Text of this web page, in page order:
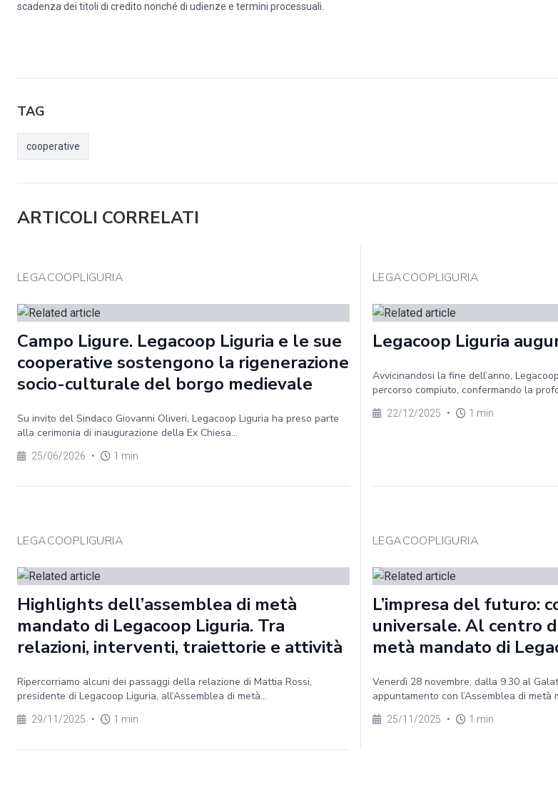
scadenza dei titoli di credito nonché di udienze e termini processuali.
TAG
cooperative
ARTICOLI CORRELATI
LEGACOOPLIGURIA
Campo Ligure. Legacoop Liguria e le sue
cooperative sostengono la rigenerazione
socio-culturale del borgo medievale
Su invito del Sindaco Giovanni Oliveri, Legacoop Liguria ha preso parte
alla cerimonia di inaugurazione della Ex Chiesa...
25/06/2026 • 1 min
LEGACOOPLIGURIA
Legacoop Liguria
Avvicinandosi la fine dell’anno,
percorso compiuto, confermando la
22/12/2025 • 1 min
LEGACOOPLIGURIA
Highlights dell’assemblea di metà
mandato di Legacoop Liguria. Tra
relazioni, interventi, traiettorie e attività
Ripercorriamo alcuni dei passaggi della relazione di Mattia Rossi,
presidente di Legacoop Liguria, all’Assemblea di metà...
29/11/2025 • 1 min
LEGACOOPLIGURIA
L’impresa del futuro:
universale. Al centro
metà mandato di
Venerdì 28 novembre, dalla 9.30 al
appuntamento con l’Assemblea di metà
25/11/2025 • 1 min